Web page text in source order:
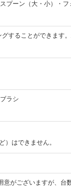
プーン（大・小）・
することができます
ラシ
）はできません。
がございますが、台